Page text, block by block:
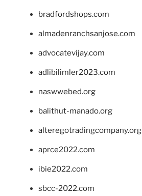
bradfordshops.com
almadenranchsanjose.com
advocatevijay.com
adlibilimler2023.com
naswwebed.org
balithut-manado.org
alteregotradingcompany.org
aprce2022.com
ibie2022.com
sbcc-2022.com